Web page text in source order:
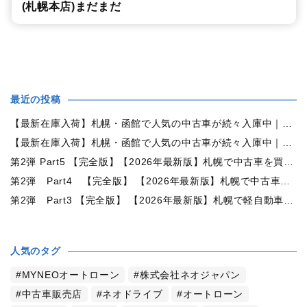
(札幌本店)まだまだ
最近の投稿
【最新在庫入荷】札幌・函館で人気の中古車が続々入庫中｜早い者勝ち！【トヨタ ヴォクシー2.0ZS煌Ⅱ 4WD】
【最新在庫入荷】札幌・函館で人気の中古車が続々入庫中｜早い者勝ち！【ダイハツ タント660カスタムX 4WD】
第2弾 Part5 【完全版】【2026年最新版】札幌で中古車を買うなら何月がおすすめ？狙い目の時期・冬前に買うメリットを徹底解説
第2弾 Part4 【完全版】 【2026年最新版】札幌で中古車を買うなら2WDと4WDどっち？北海道の雪道・燃費・価格・維持費を徹底比較
第2弾 Part3 【完全版】 【2026年最新版】札幌で軽自動車を持つと月々いくら？維持費・ガソリン・保険・車検・冬タイヤまで徹底解説
人気のタグ
MYNEOオートローン
株式会社ネオジャパン
中古車販売店
ネオドライブ
オートローン